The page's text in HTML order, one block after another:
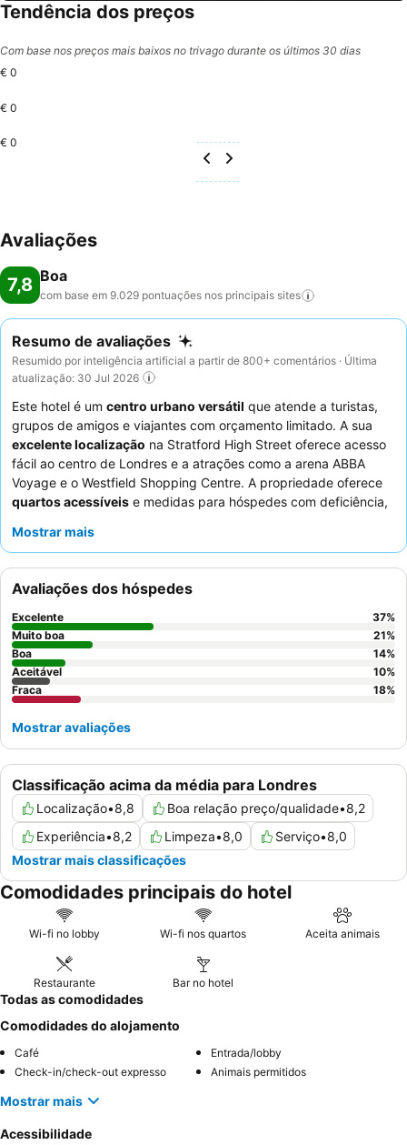
Tendência dos preços
Com base nos preços mais baixos no trivago durante os últimos 30 dias
€ 0
€ 0
€ 0
Avaliações
7,8 Boa
com base em 9.029 pontuações nos principais sites
Resumo de avaliações
Resumido por inteligência artificial a partir de 800+ comentários · Última
atualização: 30 Jul 2026
Este hotel é um centro urbano versátil que atende a turistas,
grupos de amigos e viajantes com orçamento limitado. A sua
excelente localização na Stratford High Street oferece acesso
fácil ao centro de Londres e a atrações como a arena ABBA
Voyage e o Westfield Shopping Centre. A propriedade oferece
quartos acessíveis e medidas para hóspedes com deficiência,
elogiam consistentemente o
apreciam o pequeno-almoço variado e com boa relação
qualidade/preço. Para uma experiência mais tranquila,
considere solicitar um quarto virado para o jardim.
Mostrar mais
Classificação acima da média para Londres
Localização•8,8 Boa relação preço/qualidade•8,2
Experiência•8,2 Limpeza•8,0 Serviço•8,0
Mostrar mais classificações
Avaliações dos hóspedes
Excelente 37%
Muito boa
21%
Boa
14%
Aceitável
10%
Fraca
18%
Mostrar avaliações
Comodidades principais do hotel
Wi-fi no lobby Wi-fi nos quartos Aceita animais
Restaurante Bar no hotel
Todas as comodidades
Comodidades do alojamento
Café
Entrada/lobby
Check-in/check-out expresso
Animais permitidos
Mostrar mais
Acessibilidade